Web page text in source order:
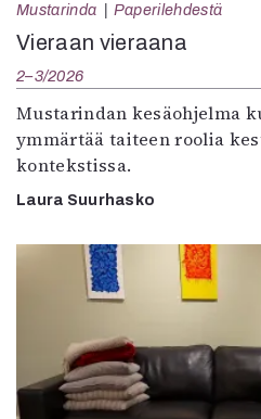
Mustarinda Paperilehdestä
Vieraan vieraana
2–3/2026
Mustarindan kesäohjelma
ymmärtää taiteen roolia
kontekstissa.
Laura Suurhasko